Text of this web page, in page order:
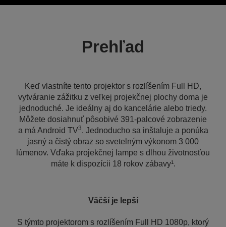
Prehľad
Keď vlastníte tento projektor s rozlíšením Full HD,
vytváranie zážitku z veľkej projekčnej plochy doma je
jednoduché. Je ideálny aj do kancelárie alebo triedy.
Môžete dosiahnuť pôsobivé 391-palcové zobrazenie
a má Android TV3. Jednoducho sa inštaluje a ponúka
jasný a čistý obraz so svetelným výkonom 3 000
lúmenov. Vďaka projekčnej lampe s dlhou životnosťou
máte k dispozícii 18 rokov zábavy¹.
Väčší je lepší
S týmto projektorom s rozlíšením Full HD 1080p, ktorý